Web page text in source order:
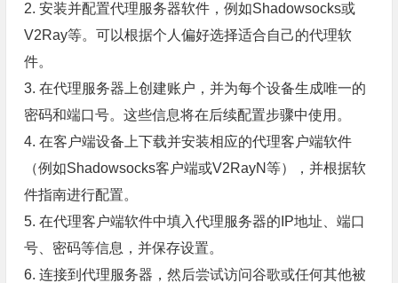
2. 安装并配置代理服务器软件，例如Shadowsocks或
V2Ray等。可以根据个人偏好选择适合自己的代理软
件。
3. 在代理服务器上创建账户，并为每个设备生成唯一的
密码和端口号。这些信息将在后续配置步骤中使用。
4. 在客户端设备上下载并安装相应的代理客户端软件
（例如Shadowsocks客户端或V2RayN等），并根据软
件指南进行配置。
5. 在代理客户端软件中填入代理服务器的IP地址、端口
号、密码等信息，并保存设置。
6. 连接到代理服务器，然后尝试访问谷歌或任何其他被